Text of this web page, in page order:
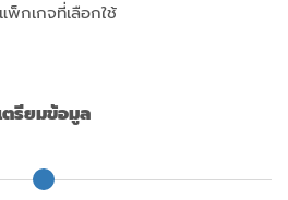
พ็กเกจที่เลือกใช้
ตรียมข้อมูล